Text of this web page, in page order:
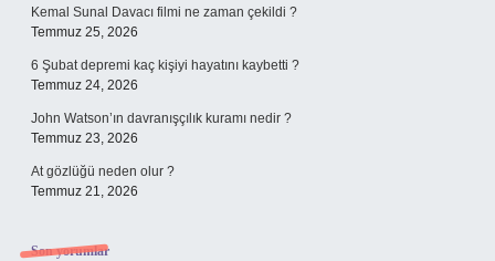
Kemal Sunal Davacı filmi ne zaman çekildi ?
Temmuz 25, 2026
6 Şubat depremi kaç kişiyi hayatını kaybetti ?
Temmuz 24, 2026
John Watson’ın davranışçılık kuramı nedir ?
Temmuz 23, 2026
At gözlüğü neden olur ?
Temmuz 21, 2026
Son yorumlar